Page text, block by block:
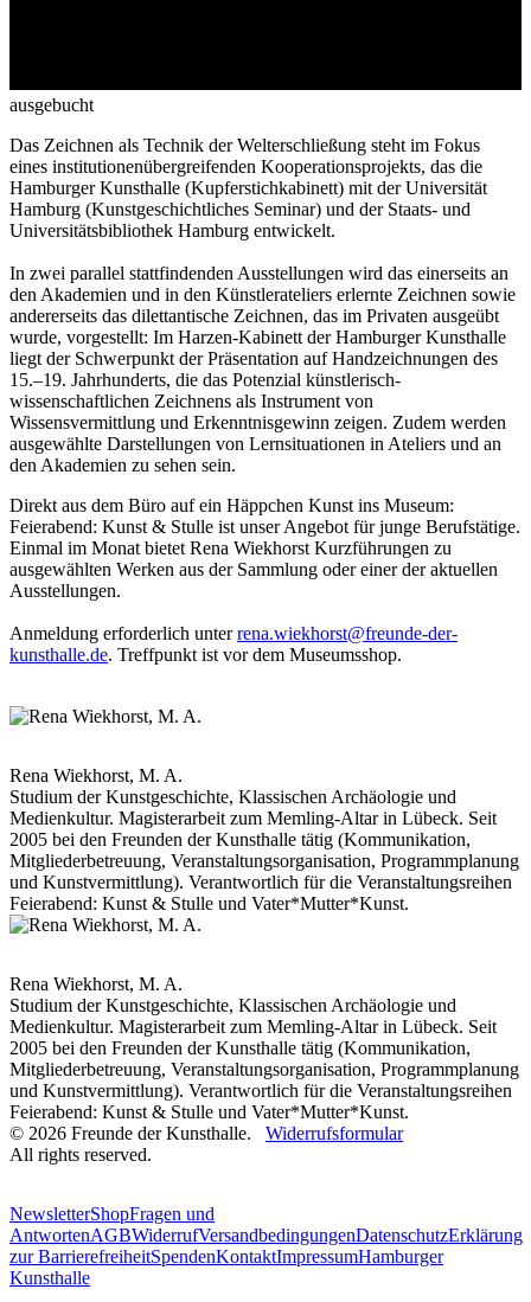
ausgebucht
Das Zeichnen als Technik der Welterschließung steht im Fokus
eines institutionenübergreifenden Kooperationsprojekts, das die
Hamburger Kunsthalle (Kupferstichkabinett) mit der Universität
Hamburg (Kunstgeschichtliches Seminar) und der Staats- und
Universitätsbibliothek Hamburg entwickelt.
In zwei parallel stattfindenden Ausstellungen wird das einerseits an
den Akademien und in den Künstlerateliers erlernte Zeichnen sowie
andererseits das dilettantische Zeichnen, das im Privaten ausgeübt
wurde, vorgestellt: Im Harzen-Kabinett der Hamburger Kunsthalle
liegt der Schwerpunkt der Präsentation auf Handzeichnungen des
15.–19. Jahrhunderts, die das Potenzial künstlerisch-
wissenschaftlichen Zeichnens als Instrument von
Wissensvermittlung und Erkenntnisgewinn zeigen. Zudem werden
ausgewählte Darstellungen von Lernsituationen in Ateliers und an
den Akademien zu sehen sein.
Direkt aus dem Büro auf ein Häppchen Kunst ins Museum:
Feierabend: Kunst & Stulle ist unser Angebot für junge Berufstätige.
Einmal im Monat bietet Rena Wiekhorst Kurzführungen zu
ausgewählten Werken aus der Sammlung oder einer der aktuellen
Ausstellungen.
Anmeldung erforderlich unterrena.wiekhorst@freunde-der-
kunsthalle.de. Treffpunkt ist vor dem Museumsshop.
Rena Wiekhorst, M. A.
Studium der Kunstgeschichte, Klassischen Archäologie und
Medienkultur. Magisterarbeit zum Memling-Altar in Lübeck. Seit
2005 bei den Freunden der Kunsthalle tätig (Kommunikation,
Mitgliederbetreuung, Veranstaltungsorganisation, Programmplanung
und Kunstvermittlung). Verantwortlich für die Veranstaltungsreihen
Feierabend: Kunst & Stulle und Vater*Mutter*Kunst.
Rena Wiekhorst, M. A.
Studium der Kunstgeschichte, Klassischen Archäologie und
Medienkultur. Magisterarbeit zum Memling-Altar in Lübeck. Seit
2005 bei den Freunden der Kunsthalle tätig (Kommunikation,
Mitgliederbetreuung, Veranstaltungsorganisation, Programmplanung
und Kunstvermittlung). Verantwortlich für die Veranstaltungsreihen
Feierabend: Kunst & Stulle und Vater*Mutter*Kunst.
© 2026 Freunde der Kunsthalle.
All rights reserved.
Widerrufsformular
NewsletterShopFragen und
AntwortenAGBWiderrufVersandbedingungenDatenschutzErklärung
zur BarrierefreiheitSpendenKontaktImpressumHamburger
Kunsthalle